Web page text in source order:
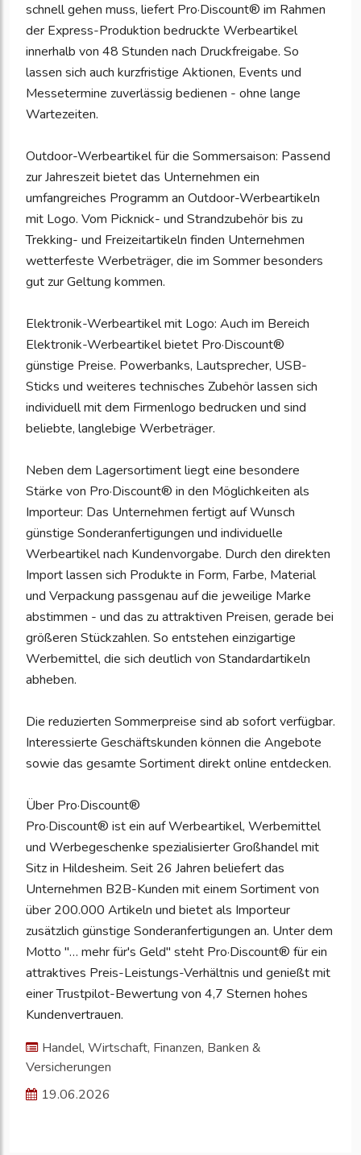
schnell gehen muss, liefert Pro·Discount® im Rahmen
der Express-Produktion bedruckte Werbeartikel
innerhalb von 48 Stunden nach Druckfreigabe. So
lassen sich auch kurzfristige Aktionen, Events und
Messetermine zuverlässig bedienen - ohne lange
Wartezeiten.
Outdoor-Werbeartikel für die Sommersaison: Passend
zur Jahreszeit bietet das Unternehmen ein
umfangreiches Programm an Outdoor-Werbeartikeln
mit Logo. Vom Picknick- und Strandzubehör bis zu
Trekking- und Freizeitartikeln finden Unternehmen
wetterfeste Werbeträger, die im Sommer besonders
gut zur Geltung kommen.
Elektronik-Werbeartikel mit Logo: Auch im Bereich
Elektronik-Werbeartikel bietet Pro·Discount®
günstige Preise. Powerbanks, Lautsprecher, USB-
Sticks und weiteres technisches Zubehör lassen sich
individuell mit dem Firmenlogo bedrucken und sind
beliebte, langlebige Werbeträger.
Neben dem Lagersortiment liegt eine besondere
Stärke von Pro·Discount® in den Möglichkeiten als
Importeur: Das Unternehmen fertigt auf Wunsch
günstige Sonderanfertigungen und individuelle
Werbeartikel nach Kundenvorgabe. Durch den direkten
Import lassen sich Produkte in Form, Farbe, Material
und Verpackung passgenau auf die jeweilige Marke
abstimmen - und das zu attraktiven Preisen, gerade bei
größeren Stückzahlen. So entstehen einzigartige
Werbemittel, die sich deutlich von Standardartikeln
abheben.
Die reduzierten Sommerpreise sind ab sofort verfügbar.
Interessierte Geschäftskunden können die Angebote
sowie das gesamte Sortiment direkt online entdecken.
Über Pro·Discount®
Pro·Discount® ist ein auf Werbeartikel, Werbemittel
und Werbegeschenke spezialisierter Großhandel mit
Sitz in Hildesheim. Seit 26 Jahren beliefert das
Unternehmen B2B-Kunden mit einem Sortiment von
über 200.000 Artikeln und bietet als Importeur
zusätzlich günstige Sonderanfertigungen an. Unter dem
Motto "… mehr für's Geld" steht Pro·Discount® für ein
attraktives Preis-Leistungs-Verhältnis und genießt mit
einer Trustpilot-Bewertung von 4,7 Sternen hohes
Kundenvertrauen.
Handel, Wirtschaft, Finanzen, Banken &
Versicherungen
19.06.2026